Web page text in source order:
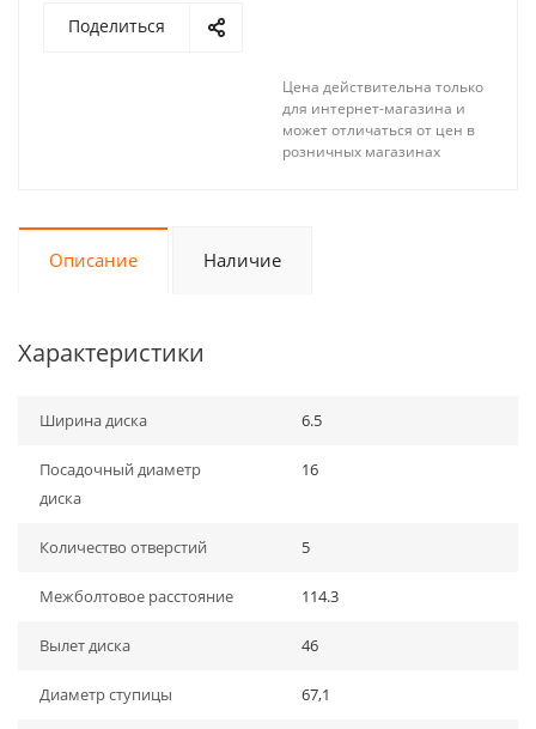
Поделиться
Цена действительна только
для интернет-магазина и
может отличаться от цен в
розничных магазинах
Описание Наличие
Характеристики
Ширина диска 6.5
Посадочный диаметр
диска
16
Количество отверстий 5
Межболтовое расстояние 114.3
Вылет диска 46
Диаметр ступицы 67,1